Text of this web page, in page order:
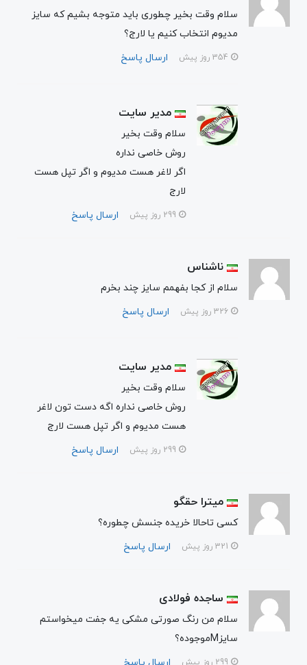
سلام وقت بخیر چطوری باید متوجه بشیم که سایز
مدیوم انتخاب کنیم یا لارج؟
ارسال پاسخ
مدیر سایت
سلام وقت بخیر
روش خاصی نداره
اگر لاغر هست مدیوم و اگر تپل هست
لارج
ارسال پاسخ
ناشناس
سلام از کجا بفهمم سایز چند بخرم
ارسال پاسخ
مدیر سایت
سلام وقت بخیر
روش خاصی نداره اگه دست تون لاغر
هست مدیوم و اگر تپل هست لارج
ارسال پاسخ
میترا حقگو
کسی تاحالا خریده جنسش چطوره؟
ارسال پاسخ
ساجده فولادی
سلام من رنگ صورتی مشکی یه جفت میخواستم
سایزMموجوده؟